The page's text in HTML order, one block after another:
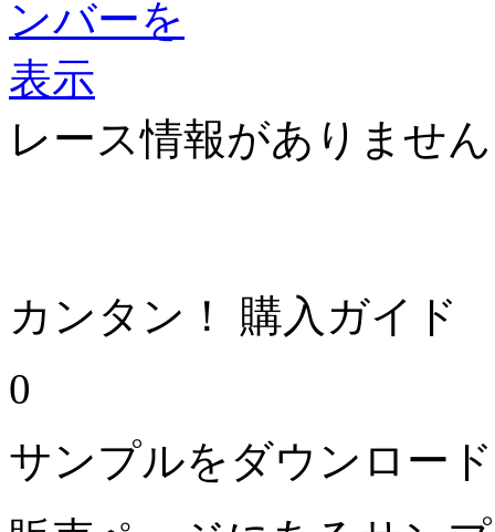
レース情報がありませ
カンタン！ 購入ガイド
0
サンプルをダウンロー